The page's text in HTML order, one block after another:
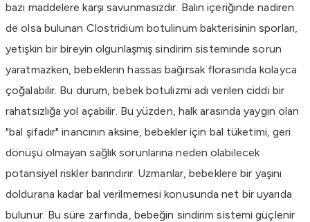
bazı maddelere karşı savunmasızdır. Balın içeriğinde nadiren
de olsa bulunan Clostridium botulinum bakterisinin sporları,
yetişkin bir bireyin olgunlaşmış sindirim sisteminde sorun
yaratmazken, bebeklerin hassas bağırsak florasında kolayca
çoğalabilir. Bu durum, bebek botulizmi adı verilen ciddi bir
rahatsızlığa yol açabilir. Bu yüzden, halk arasında yaygın olan
"bal şifadır" inancının aksine, bebekler için bal tüketimi, geri
dönüşü olmayan sağlık sorunlarına neden olabilecek
potansiyel riskler barındırır. Uzmanlar, bebeklere bir yaşını
doldurana kadar bal verilmemesi konusunda net bir uyarıda
bulunur. Bu süre zarfında, bebeğin sindirim sistemi güçlenir